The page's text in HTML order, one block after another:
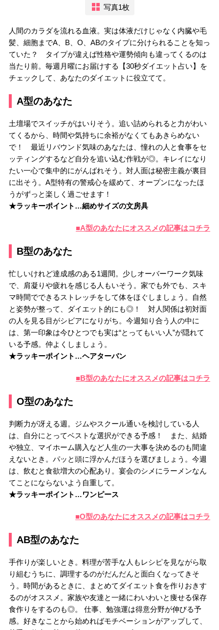
写真1枚
人間のカラダを流れる血液。実は体液だけじゃなく内臓や毛
髪、細胞までA、B、O、ABのタイプに分けられることを知っ
ていた？ タイプが違えば性格や運勢傾向も違ってくるのは
当たり前。毎週月曜にお届けする【30秒ダイエット占い】を
チェックして、あなたのダイエットに役立てて。
A型のあなた
土壇場でスイッチがはいりそう。追い詰められると力がわい
てくるから、時間や気持ちに余裕がなくてもあきらめない
で！ 最近リバウンド気味のあなたは、憧れの人と食事をセ
ッティングするなど自分を追い込む作戦が◎。キレイになり
たい一心で集中的にがんばれそう。対人面は秘密主義が裏目
に出そう。A型特有の警戒心を緩めて、オープンになったほ
うがずっと楽しく過ごせます！
★ラッキーポイント…細めサイズの文房具
■A型のあなたにオススメの記事はコチラ
B型のあなた
忙しいけれど達成感のある1週間。少しオーバーワーク気味
で、肩凝りや疲れを感じる人もいそう。家でも外でも、スキ
マ時間でできるストレッチをして体をほぐしましょう。自然
と姿勢が整って、ダイエット的にも◎！ 対人関係は初対面
の人を見る目がシビアになりがち。今週知り合う人の中に
は、第一印象は今ひとつでも実は“とってもいい人”が隠れて
いる予感。仲よくしましょう。
★ラッキーポイント…ヘアターバン
■B型のあなたにオススメの記事はコチラ
O型のあなた
判断力が冴える週。ジムやスクール通いを検討している人
は、自分にとってベストな選択ができる予感！ また、結婚
や独立、マイホーム購入など人生の一大事を決めるのも間違
えないとき。パッと頭に浮かんだほうを選びましょう。今週
は、飲むと食欲増大の心配あり。宴会のシメにラーメンなん
てことにならないよう自重して。
★ラッキーポイント…ワンピース
■O型のあなたにオススメの記事はコチラ
AB型のあなた
手作りが楽しいとき。料理が苦手な人もレシピを見ながら取
り組むうちに、調理するのがだんだんと面白くなってきそ
う。時間があるときに、まとめてダイエット食を作りおきす
るのがオススメ。家族や友達と一緒にわいわいと痩せる保存
食作りをするのも◎。 仕事、勉強運は得意分野が伸びる予
感。好きなことから始めればモチベーションがアップして、